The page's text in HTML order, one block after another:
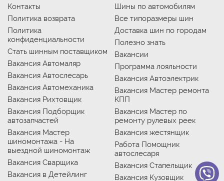
Контакты
Политика возврата
Политика
конфиденциальности
Стать шинным поставщиком
Вакансия Автомаляр
Вакансия Автослесарь
Вакансия Автомеханика
Вакансия Рихтовщик
Вакансия Подборщик
автозапчастей
Вакансия Мастер
шиномонтажа - На
выездной шиномонтаж
Вакансия Сварщика
Вакансия в Детейлинг
Шины по автомобилям
Все типоразмеры шин
Доставка шин по городам
Полезно знать
Вакансии
Программа лояльности
Вакансия Автоэлектрик
Вакансия Мастер ремонта
КПП
Вакансия Мастер по
ремонту рулевых реек
Вакансия жестянщик
Работа Помощник
автослесаря
Вакансия Стапельщик
Вакансия Кузовщик